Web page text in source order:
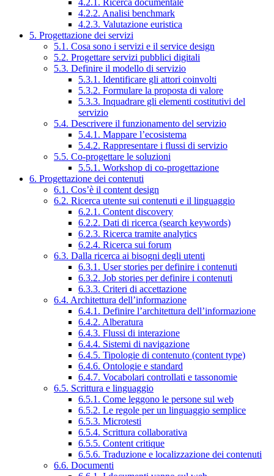
4.2.1. Ricerca documentale
4.2.2. Analisi benchmark
4.2.3. Valutazione euristica
5. Progettazione dei servizi
5.1. Cosa sono i servizi e il service design
5.2. Progettare servizi pubblici digitali
5.3. Definire il modello di servizio
5.3.1. Identificare gli attori coinvolti
5.3.2. Formulare la proposta di valore
5.3.3. Inquadrare gli elementi costitutivi del
servizio
5.4. Descrivere il funzionamento del servizio
5.4.1. Mappare l’ecosistema
5.4.2. Rappresentare i flussi di servizio
5.5. Co-progettare le soluzioni
5.5.1. Workshop di co-progettazione
6. Progettazione dei contenuti
6.1. Cos’è il content design
6.2. Ricerca utente sui contenuti e il linguaggio
6.2.1. Content discovery
6.2.2. Dati di ricerca (search keywords)
6.2.3. Ricerca tramite analytics
6.2.4. Ricerca sui forum
6.3. Dalla ricerca ai bisogni degli utenti
6.3.1. User stories per definire i contenuti
6.3.2. Job stories per definire i contenuti
6.3.3. Criteri di accettazione
6.4. Architettura dell’informazione
6.4.1. Definire l’architettura dell’informazione
6.4.2. Alberatura
6.4.3. Flussi di interazione
6.4.4. Sistemi di navigazione
6.4.5. Tipologie di contenuto (content type)
6.4.6. Ontologie e standard
6.4.7. Vocabolari controllati e tassonomie
6.5. Scrittura e linguaggio
6.5.1. Come leggono le persone sul web
6.5.2. Le regole per un linguaggio semplice
6.5.3. Microtesti
6.5.4. Scrittura collaborativa
6.5.5. Content critique
6.5.6. Traduzione e localizzazione dei contenuti
6.6. Documenti